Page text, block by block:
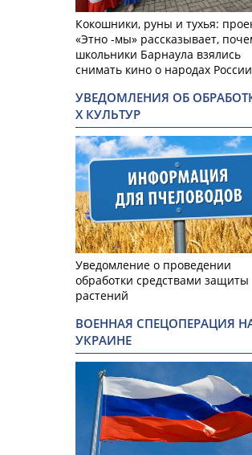
Кокошники, руны и тухья:
«Этно -мы» рассказывает,
школьники Барнаула взялись
снимать кино о народах России
УВЕДОМЛЕНИЯ ОБ
Х КУЛЬТУР
Уведомление о проведении
обработки средствами защиты
растений
ВОЕННАЯ СПЕЦОПЕРАЦИЯ
УКРАИНЕ